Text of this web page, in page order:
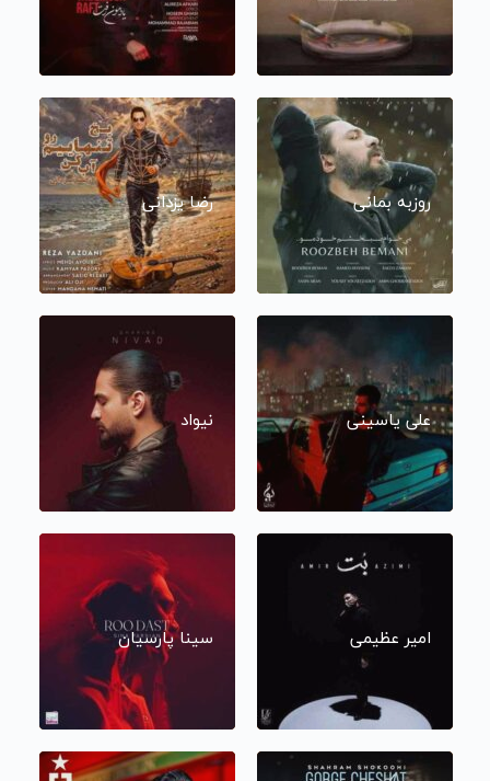
روزبه بمانی رضا یزدانی
علی یاسینی نیواد
امیر عظیمی سینا پارسیان